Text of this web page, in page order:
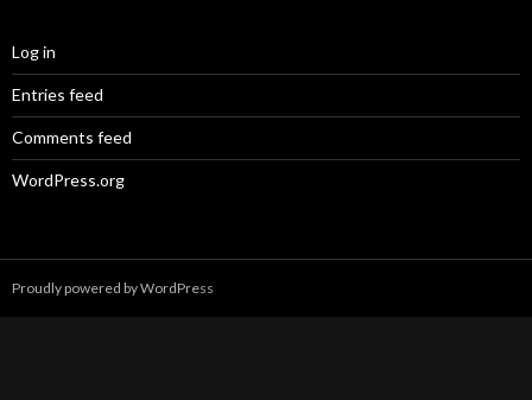
Log in
Entries feed
Comments feed
WordPress.org
Proudly powered by WordPress